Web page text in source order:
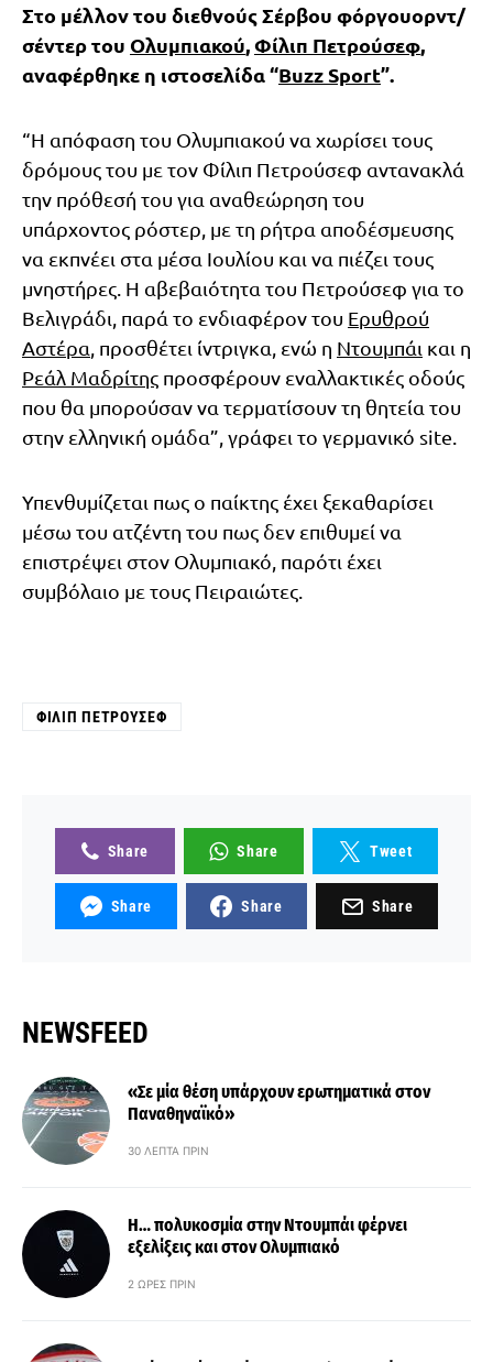
Στο μέλλον του διεθνούς Σέρβου φόργουορντ/
σέντερ του Ολυμπιακού,Φίλιπ Πετρούσεφ,
αναφέρθηκε η ιστοσελίδα “Buzz Sport”.
“Η απόφαση του Ολυμπιακού να χωρίσει τους
δρόμους του με τον Φίλιπ Πετρούσεφ αντανακλά
την πρόθεσή του για αναθεώρηση του
υπάρχοντος ρόστερ, με τη ρήτρα αποδέσμευσης
να εκπνέει στα μέσα Ιουλίου και να πιέζει τους
μνηστήρες. Η αβεβαιότητα του Πετρούσεφ για το
Βελιγράδι, παρά το ενδιαφέρον του Ερυθρού
Αστέρα , προσθέτει ίντριγκα, ενώ η Ντουμπάι και η
Ρεάλ Μαδρίτης προσφέρουν εναλλακτικές οδούς
που θα μπορούσαν να τερματίσουν τη θητεία του
στην ελληνική ομάδα”, γράφει το γερμανικό site.
Υπενθυμίζεται πως ο παίκτης έχει ξεκαθαρίσει
μέσω του ατζέντη του πως δεν επιθυμεί να
επιστρέψει στον Ολυμπιακό, παρότι έχει
συμβόλαιο με τους Πειραιώτες.
ΦΊΛΙΠ ΠΕΤΡΟΎΣΕΦ
Share Share Tweet
Share Share Share
NEWSFEED
«Σε μία θέση υπάρχουν ερωτηματικά στον
Παναθηναϊκό»
30 ΛΕΠΤΆ ΠΡΙΝ
Η… πολυκοσμία στην Ντουμπάι φέρνει
εξελίξεις και στον Ολυμπιακό
2 ΏΡΕΣ ΠΡΙΝ